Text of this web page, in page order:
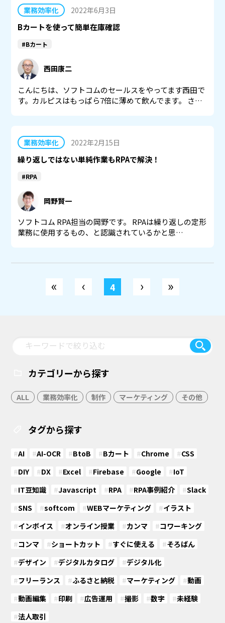
業務効率化 2022年6月3日
Bカートを使って簡単在庫確認
#Bカート
西田康二
こんにちは、ソフトコムのセールスをやってます西田で
す。カルピスはもっぱら7倍に薄めて飲んでます。 さ…
業務効率化 2022年2月15日
繰り返しではない単純作業もRPAで解決！
#RPA
岡野賢一
ソフトコム RPA担当の岡野です。 RPAは繰り返しの定形
業務に使用するもの、と認識されているかと思…
« ‹ 4 › »
カテゴリーから探す
ALL 業務効率化 制作 マーケティング その他
タグから探す
#AI #AI-OCR #BtoB #Bカート #Chrome #CSS
#DIY #DX #Excel #Firebase #Google #IoT
#IT豆知識 #Javascript #RPA #RPA事例紹介 #Slack
#SNS #softcom #WEBマーケティング #イラスト
#インボイス #オンライン授業 #カンマ #コワーキング
#コンマ #ショートカット #すぐに使える #そろばん
#デザイン #デジタルカタログ #デジタル化
#フリーランス #ふるさと納税 #マーケティング #動画
#動画編集 #印刷 #広告運用 #撮影 #数字 #未経験
#法人取引